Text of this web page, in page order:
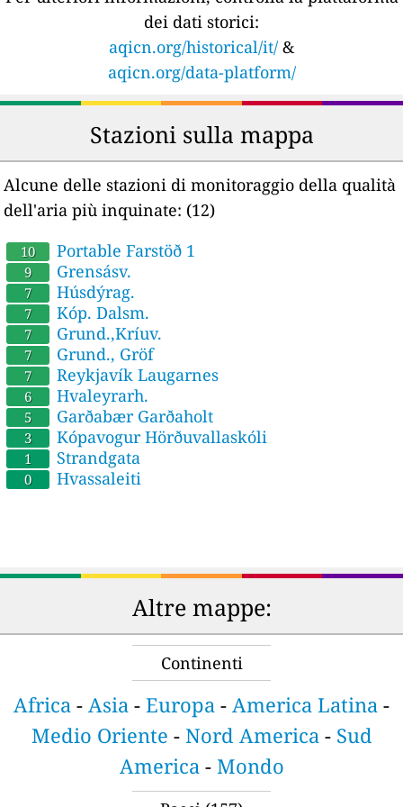
dei dati storici:
aqicn.org/historical/it/ &
aqicn.org/data-platform/
Stazioni sulla mappa
Alcune delle stazioni di monitoraggio della qualità
dell'aria più inquinate: (12)
10 Portable Farstöð 1
9 Grensásv.
7 Húsdýrag.
7 Kóp. Dalsm.
7 Grund.,Kríuv.
7 Grund., Gröf
7 Reykjavík Laugarnes
6 Hvaleyrarh.
5 Garðabær Garðaholt
3 Kópavogur Hörðuvallaskóli
1 Strandgata
0 Hvassaleiti
Altre mappe:
Continenti
Africa - Asia - Europa - America Latina -
Medio Oriente - Nord America- Sud
America- Mondo